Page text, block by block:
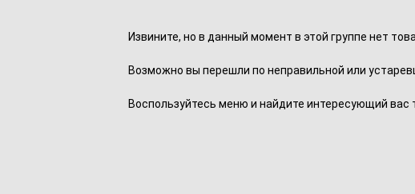
Извините, но в данный момент в этой группе нет
Возможно вы перешли по неправильной или
Воспользуйтесь меню и найдите интересующий вас